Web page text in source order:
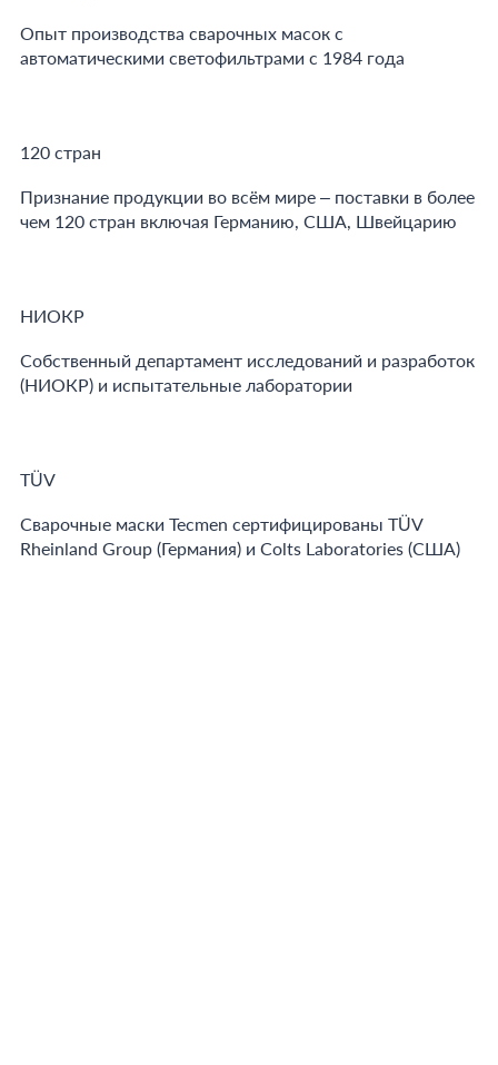
Опыт производства сварочных масок с
автоматическими светофильтрами с 1984 года
120 стран
Признание продукции во всём мире – поставки в более
чем 120 стран включая Германию, США, Швейцарию
НИОКР
Собственный департамент исследований и разработок
(НИОКР) и испытательные лаборатории
TÜV
Сварочные маски Tecmen сертифицированы TÜV
Rheinland Group (Германия) и Colts Laboratories (США)